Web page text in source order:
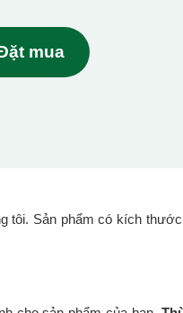
mua
tôi. Sản phẩm có kích thước